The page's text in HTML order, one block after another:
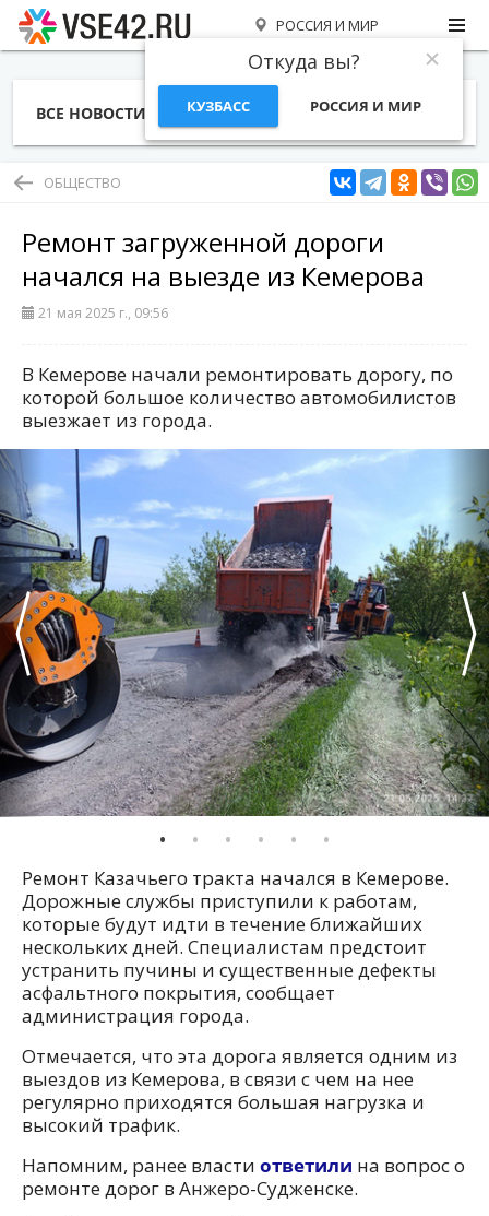
РОССИЯ И МИР
Откуда вы?
КУЗБАСС РОССИЯ И МИР
ВСЕ НОВОСТИ СТАТЬИ ТЕМЫ ФОТО
ОБЩЕСТВО
Ремонт загруженной дороги
начался на выезде из Кемерова
21 мая 2025 г., 09:56
В Кемерове начали ремонтировать дорогу, по
которой большое количество автомобилистов
выезжает из города.
Ремонт Казачьего тракта начался в Кемерове.
Дорожные службы приступили к работам,
которые будут идти в течение ближайших
нескольких дней. Специалистам предстоит
устранить пучины и существенные дефекты
асфальтного покрытия, сообщает
администрация города.
Отмечается, что эта дорога является одним из
выездов из Кемерова, в связи с чем на нее
регулярно приходятся большая нагрузка и
высокий трафик.
Напомним, ранее власти ответили на вопрос о
ремонте дорог в Анжеро-Судженске.